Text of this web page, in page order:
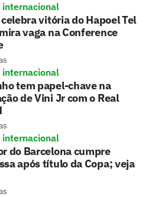
vitória do Hapoel Tel
vaga na Conference
tem papel-chave na
de Vini Jr com o Real
do Barcelona cumpre
após título da Copa; veja